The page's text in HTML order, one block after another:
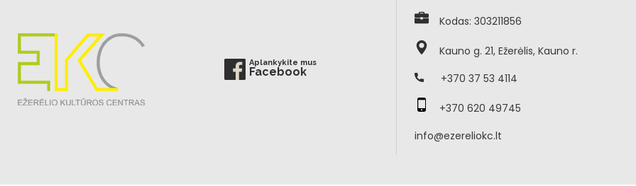
Aplankykite mus
Facebook
Kodas: 303211856
Kauno g. 21, Ežerėlis, Kauno r.
+370 37 53 4114
+370 620 49745
info@ezereliokc.lt